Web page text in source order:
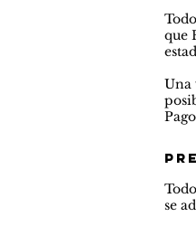
que
Una
se